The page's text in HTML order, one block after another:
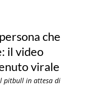
che
il video
virale
pitbull in attesa di